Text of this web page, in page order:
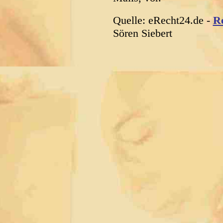
Quelle: eRecht24.de -
Sören Siebert